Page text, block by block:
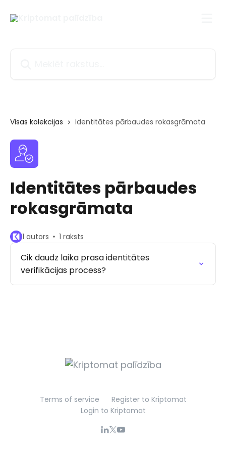
Visas kolekcijas Identitātes pārbaudes rokasgrāmata
Identitātes pārbaudes
rokasgrāmata
1 autors 1 raksts
Cik daudz laika prasa identitātes
verifikācijas process?
Terms of service
Register to Kriptomat
Login to Kriptomat